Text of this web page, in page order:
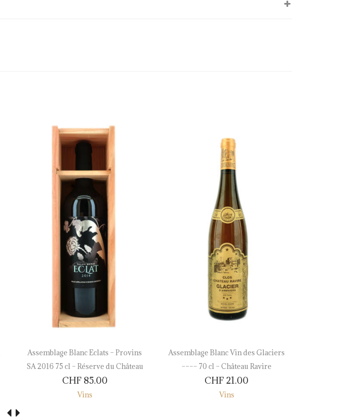
Assemblage Blanc Eclats – Provins
SA 2016 75 cl – Réserve du Château
CHF 85.00
Vins
Assemblage Blanc Vin des Glaciers
–––– 70 cl – Château Ravire
CHF 21.00
Vins